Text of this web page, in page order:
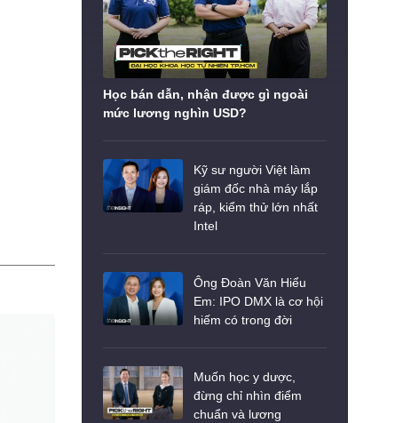
Học bán dẫn, nhận được gì ngoài
mức lương nghìn USD?
Kỹ sư người Việt làm
giám đốc nhà máy lắp
ráp, kiểm thử lớn nhất
Intel
Ông Đoàn Văn Hiểu
Em: IPO DMX là cơ hội
hiếm có trong đời
Muốn học y dược,
đừng chỉ nhìn điểm
chuẩn và lương